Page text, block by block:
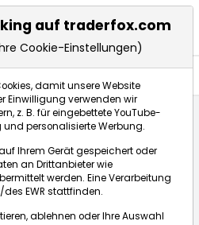
auf traderfox.com
Cookie-Einstellungen)
damit unsere Website
Einwilligung verwenden wir
z. B. für eingebettete YouTube-
personalisierte Werbung.
Ihrem Gerät gespeichert oder
an Drittanbieter wie
werden. Eine Verarbeitung
EWR stattfinden.
ablehnen oder Ihre Auswahl